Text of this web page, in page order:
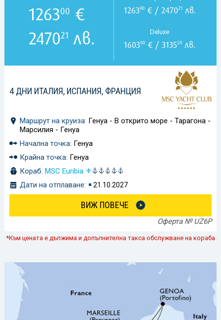
4 ДНИ ИТАЛИЯ, ИСПАНИЯ, ФРАНЦИЯ
Маршрут на круиза: Генуа - В открито море - Тарагона -
Марсилия - Генуа
Начална точка: Генуа
Крайна точка: Генуа
Кораб: MSC Euribia ⚜
Дати на отплаване:
21.10.2027
ВИЖ ПОВЕЧЕ
Оферта № UZ6P
126300 €
247021 лв.
126300€ / 247021 лв.
Deluxe
160300 € / 313520 лв.
*Към цената е дължима и допълнителна такса обслужване на кораба